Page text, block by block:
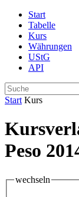
Start
Tabelle
Kurs
Währungen
UStG
API
Start Kurs
Peso
wechseln